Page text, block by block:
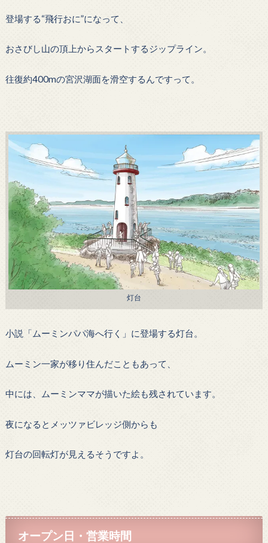
登場する“飛行おに”になって、
おさびし山の頂上からスタートするジップライン。
往復約400mの宮沢湖面を滑空するんですって。
灯台
小説「ムーミンパパ海へ行く」に登場する灯台。
ムーミン一家が移り住んだこともあって、
中には、ムーミンママが描いた絵も残されています。
夜になるとメッツァビレッジ側からも
灯台の回転灯が見えるそうですよ。
オープン日・営業時間